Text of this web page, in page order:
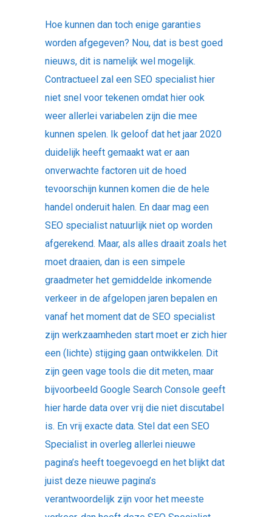
Hoe kunnen dan toch enige garanties
worden afgegeven? Nou, dat is best goed
nieuws, dit is namelijk wel mogelijk.
Contractueel zal een SEO specialist hier
niet snel voor tekenen omdat hier ook
weer allerlei variabelen zijn die mee
kunnen spelen. Ik geloof dat het jaar 2020
duidelijk heeft gemaakt wat er aan
onverwachte factoren uit de hoed
tevoorschijn kunnen komen die de hele
handel onderuit halen. En daar mag een
SEO specialist natuurlijk niet op worden
afgerekend. Maar, als alles draait zoals het
moet draaien, dan is een simpele
graadmeter het gemiddelde inkomende
verkeer in de afgelopen jaren bepalen en
vanaf het moment dat de SEO specialist
zijn werkzaamheden start moet er zich hier
een (lichte) stijging gaan ontwikkelen. Dit
zijn geen vage tools die dit meten, maar
bijvoorbeeld Google Search Console geeft
hier harde data over vrij die niet discutabel
is. En vrij exacte data. Stel dat een SEO
Specialist in overleg allerlei nieuwe
pagina’s heeft toegevoegd en het blijkt dat
juist deze nieuwe pagina’s
verantwoordelijk zijn voor het meeste